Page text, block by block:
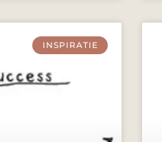
INSPIRATIE